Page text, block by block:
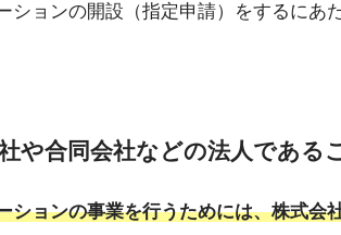
ションの開設（指定申請）をするにあ
や合同会社などの法人である
ションの事業を行うためには、株式会